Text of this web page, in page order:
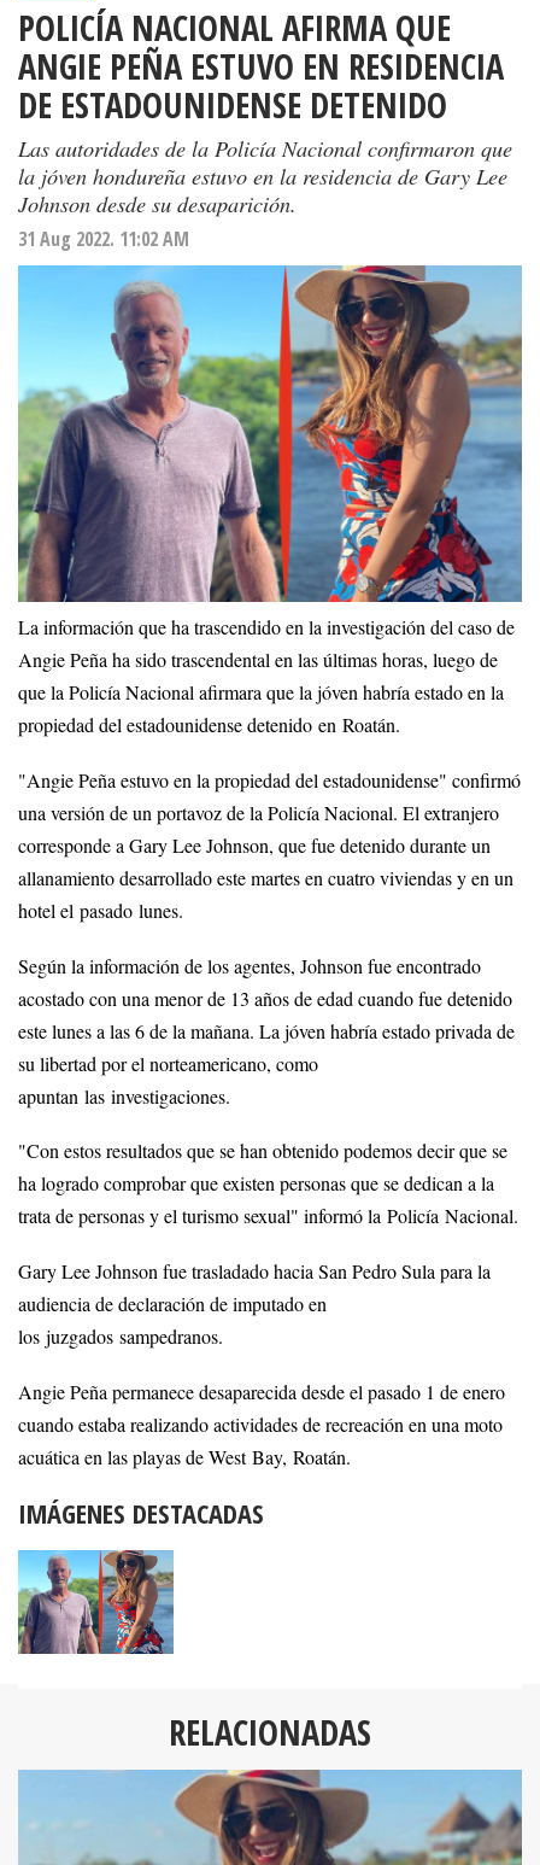
POLICÍA NACIONAL AFIRMA QUE
ANGIE PEÑA ESTUVO EN RESIDENCIA
DE ESTADOUNIDENSE DETENIDO
Las autoridades de la Policía Nacional confirmaron que
la jóven hondureña estuvo en la residencia de Gary Lee
Johnson desde su desaparición.
31 Aug 2022. 11:02 AM
La información que ha trascendido en la investigación del caso de
Angie Peña ha sido trascendental en las últimas horas, luego de
que la Policía Nacional afirmara que la jóven habría estado en la
propiedad del estadounidense detenido en Roatán.
"Angie Peña estuvo en la propiedad del estadounidense" confirmó
una versión de un portavoz de la Policía Nacional. El extranjero
corresponde a Gary Lee Johnson, que fue detenido durante un
allanamiento desarrollado este martes en cuatro viviendas y en un
hotel el pasado lunes.
Según la información de los agentes, Johnson fue encontrado
acostado con una menor de 13 años de edad cuando fue detenido
este lunes a las 6 de la mañana. La jóven habría estado privada de
su libertad por el norteamericano, como
apuntan las investigaciones.
"Con estos resultados que se han obtenido podemos decir que se
ha logrado comprobar que existen personas que se dedican a la
trata de personas y el turismo sexual" informó la Policía Nacional.
Gary Lee Johnson fue trasladado hacia San Pedro Sula para la
audiencia de declaración de imputado en
los juzgados sampedranos.
Angie Peña permanece desaparecida desde el pasado 1 de enero
cuando estaba realizando actividades de recreación en una moto
acuática en las playas de West Bay, Roatán.
IMÁGENES DESTACADAS
RELACIONADAS